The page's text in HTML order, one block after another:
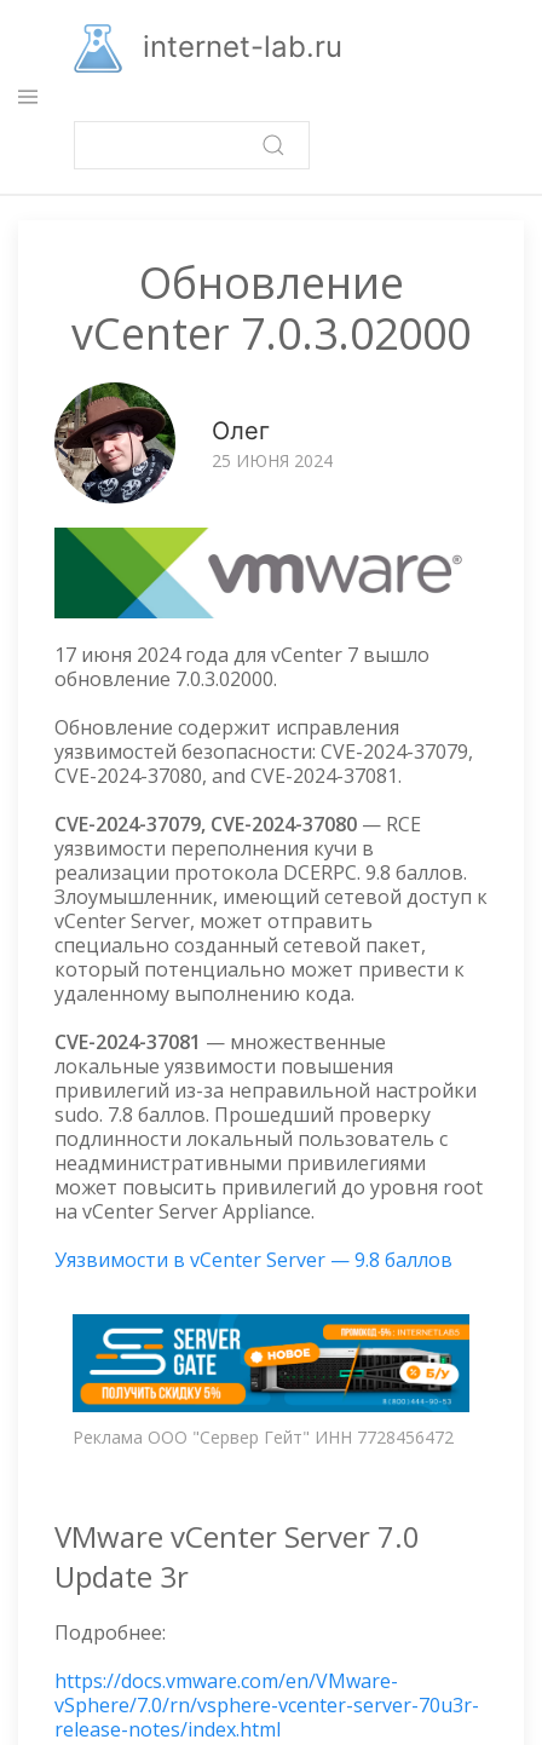
основному
содержанию
internet-lab.ru
Обновление
vCenter 7.0.3.02000
Олег
25 ИЮНЯ 2024
17 июня 2024 года для vCenter 7 вышло
обновление 7.0.3.02000.
Обновление содержит исправления
уязвимостей безопасности: CVE-2024-37079,
CVE-2024-37080, and CVE-2024-37081.
CVE-2024-37079, CVE-2024-37080 — RCE
уязвимости переполнения кучи в
реализации протокола DCERPC. 9.8 баллов.
Злоумышленник, имеющий сетевой доступ к
vCenter Server, может отправить
специально созданный сетевой пакет,
который потенциально может привести к
удаленному выполнению кода.
CVE-2024-37081 — множественные
локальные уязвимости повышения
привилегий из-за неправильной настройки
sudo. 7.8 баллов. Прошедший проверку
подлинности локальный пользователь с
неадминистративными привилегиями
может повысить привилегий до уровня root
на vCenter Server Appliance.
Уязвимости в vCenter Server — 9.8 баллов
Реклама ООО "Сервер Гейт" ИНН 7728456472
VMware vCenter Server 7.0
Update 3r
Подробнее:
https://docs.vmware.com/en/VMware-
vSphere/7.0/rn/vsphere-vcenter-server-70u3r-
release-notes/index.html